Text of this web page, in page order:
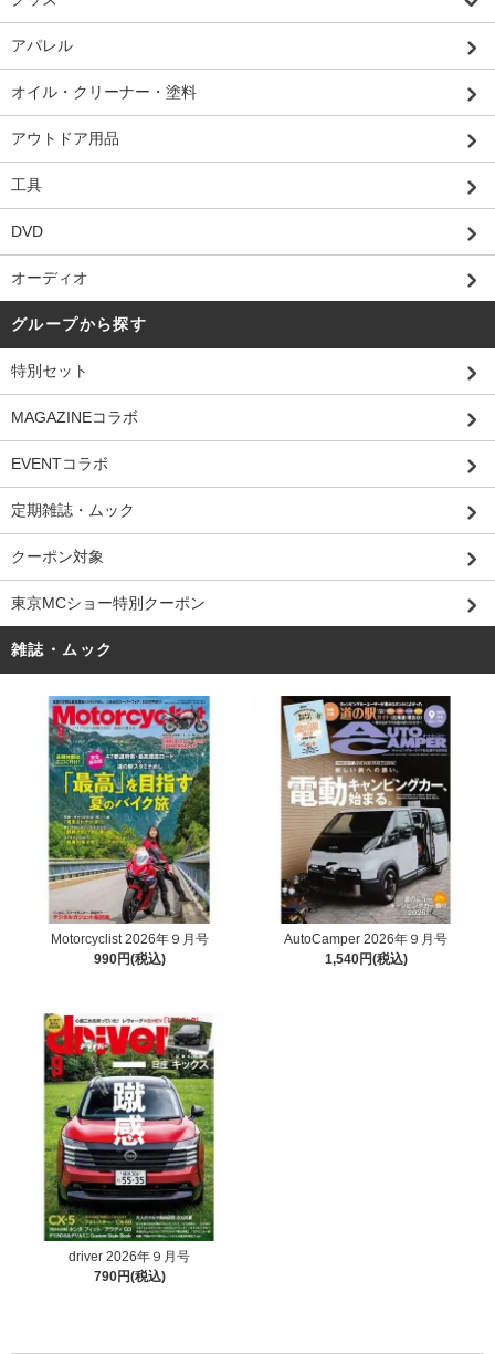
アパレル
オイル・クリーナー・塗料
アウトドア用品
工具
DVD
オーディオ
グループから探す
特別セット
MAGAZINEコラボ
EVENTコラボ
定期雑誌・ムック
クーポン対象
東京MCショー特別クーポン
雑誌・ムック
Motorcyclist 2026年９月号
990円(税込)
AutoCamper 2026年９月号
1,540円(税込)
driver 2026年９月号
790円(税込)